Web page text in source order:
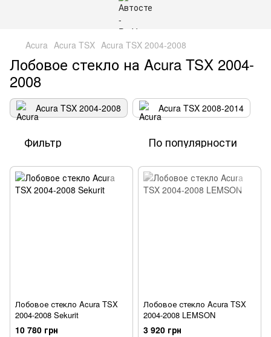
Acura Acura TSX Acura TSX 2004-2008
Лобовое стекло на Acura TSX 2004-
2008
Acura TSX 2004-2008 Acura TSX 2008-2014
Фильтр По популярности
Лобовое стекло Acura TSX
2004-2008 Sekurit
10 780 грн
Лобовое стекло Acura TSX
2004-2008 LEMSON
3 920 грн